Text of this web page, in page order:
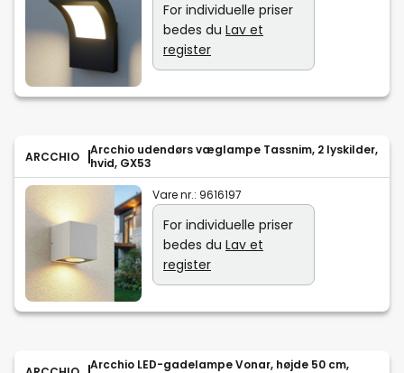
For individuelle priser
bedes du Lav et
register
ARCCHIO
Arcchio udendørs væglampe Tassnim, 2 lyskilder,
hvid, GX53
Vare nr.: 9616197
For individuelle priser
bedes du Lav et
register
Arcchio LED-gadelampe Vonar, højde 50 cm,